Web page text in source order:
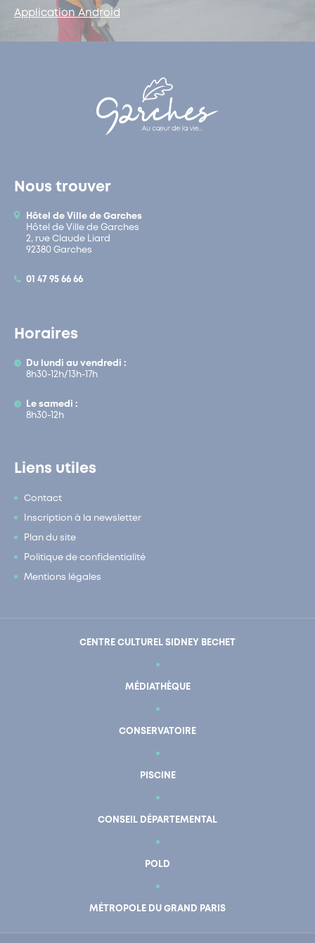
Application Android
Nous trouver
Hôtel de Ville de Garches
Hôtel de Ville de Garches
2, rue Claude Liard
92380 Garches
01 47 95 66 66
Horaires
Du lundi au vendredi :
8h30-12h/13h-17h
Le samedi :
8h30-12h
Liens utiles
Contact
Inscription à la newsletter
Plan du site
Politique de confidentialité
Mentions légales
CENTRE CULTUREL SIDNEY BECHET
MÉDIATHÈQUE
CONSERVATOIRE
PISCINE
CONSEIL DÉPARTEMENTAL
POLD
MÉTROPOLE DU GRAND PARIS
En un clic Mon compte